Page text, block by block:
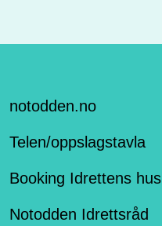
notodden.no
Telen/oppslagstavla
Booking Idrettens hus
Notodden Idrettsråd